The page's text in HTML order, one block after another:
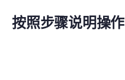
按照步骤说明操作